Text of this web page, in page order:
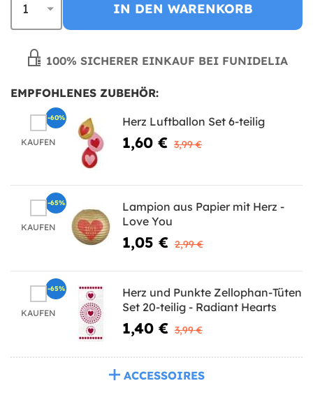
IN DEN WARENKORB
100% SICHERER EINKAUF BEI FUNIDELIA
EMPFOHLENES ZUBEHÖR:
KAUFEN
Herz Luftballon Set 6-teilig
1,60 € 3,99 €
-60%
KAUFEN
Lampion aus Papier mit Herz -
Love You
1,05 € 2,99 €
-65%
KAUFEN
Herz und Punkte Zellophan-Tüten
Set 20-teilig - Radiant Hearts
1,40 € 3,99 €
-65%
ACCESSOIRES